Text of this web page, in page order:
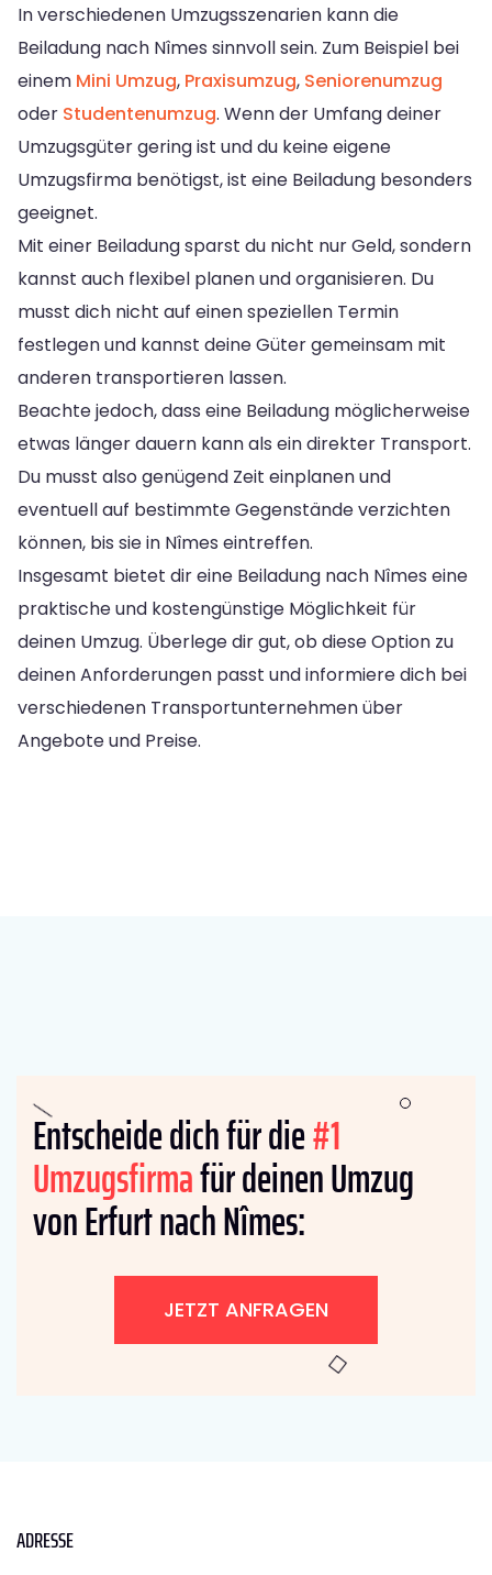
In verschiedenen Umzugsszenarien kann die
Beiladung nach Nîmes sinnvoll sein. Zum Beispiel bei
einem Mini Umzug, Praxisumzug, Seniorenumzug
oder Studentenumzug. Wenn der Umfang deiner
Umzugsgüter gering ist und du keine eigene
Umzugsfirma benötigst, ist eine Beiladung besonders
geeignet.
Mit einer Beiladung sparst du nicht nur Geld, sondern
kannst auch flexibel planen und organisieren. Du
musst dich nicht auf einen speziellen Termin
festlegen und kannst deine Güter gemeinsam mit
anderen transportieren lassen.
Beachte jedoch, dass eine Beiladung möglicherweise
etwas länger dauern kann als ein direkter Transport.
Du musst also genügend Zeit einplanen und
eventuell auf bestimmte Gegenstände verzichten
können, bis sie in Nîmes eintreffen.
Insgesamt bietet dir eine Beiladung nach Nîmes eine
praktische und kostengünstige Möglichkeit für
deinen Umzug. Überlege dir gut, ob diese Option zu
deinen Anforderungen passt und informiere dich bei
verschiedenen Transportunternehmen über
Angebote und Preise.
Entscheide dich für die#1
Umzugsfirmafür deinen Umzug
von Erfurt nach Nîmes:
JETZT ANFRAGEN
ADRESSE